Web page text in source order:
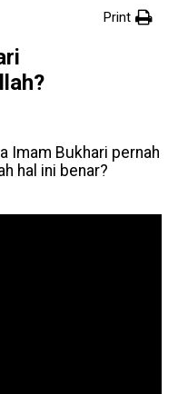
Print
Imam Bukhari pernah
hal ini benar?